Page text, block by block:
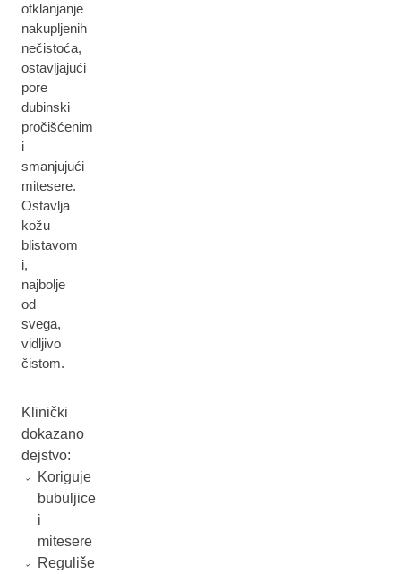
otklanjanje
nakupljenih
nečistoća,
ostavljajući
pore
dubinski
pročišćenim
i
smanjujući
mitesere.
Ostavlja
kožu
blistavom
i,
najbolje
od
svega,
vidljivo
čistom.
Klinički
dokazano
dejstvo:
Koriguje
bubuljice
i
mitesere
Reguliše